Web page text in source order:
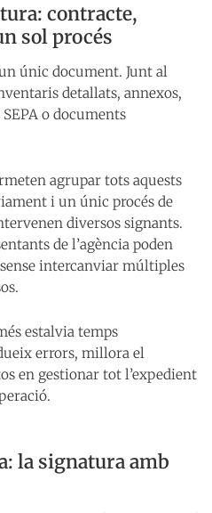
contracte,
sol procés
únic document. Junt al
detallats, annexos,
o documents
agrupar tots aquests
i un únic procés de
diversos signants.
de l’agència poden
intercanviar múltiples
estalvia temps
errors, millora el
en gestionar tot l’expedient
la signatura amb